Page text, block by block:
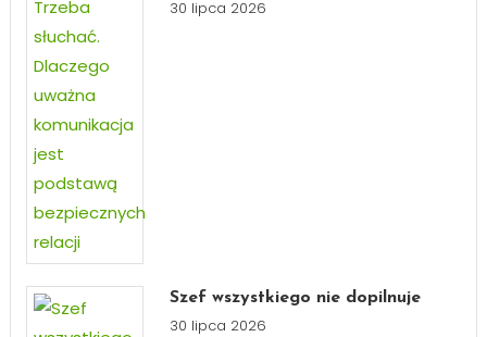
30 lipca 2026
Szef wszystkiego nie dopilnuje
30 lipca 2026